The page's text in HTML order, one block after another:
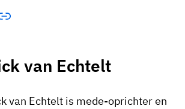
van Echtelt
van Echtelt is mede-oprichter en